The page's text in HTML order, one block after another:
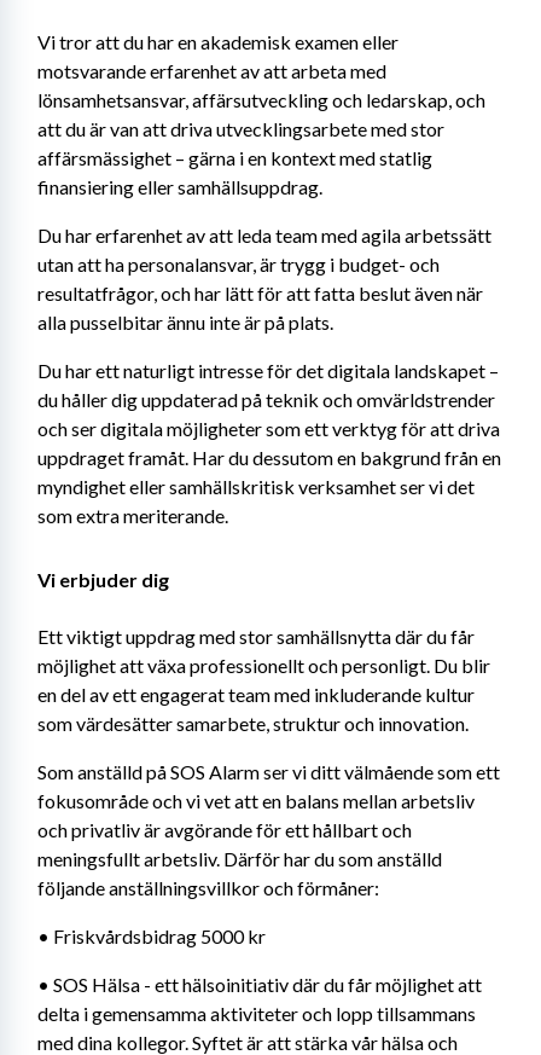
Vi tror att du har en akademisk examen eller
motsvarande erfarenhet av att arbeta med
lönsamhetsansvar, affärsutveckling och ledarskap, och
att du är van att driva utvecklingsarbete med stor
affärsmässighet – gärna i en kontext med statlig
finansiering eller samhällsuppdrag.
Du har erfarenhet av att leda team med agila arbetssätt
utan att ha personalansvar, är trygg i budget- och
resultatfrågor, och har lätt för att fatta beslut även när
alla pusselbitar ännu inte är på plats.
Du har ett naturligt intresse för det digitala landskapet –
du håller dig uppdaterad på teknik och omvärldstrender
och ser digitala möjligheter som ett verktyg för att driva
uppdraget framåt. Har du dessutom en bakgrund från en
myndighet eller samhällskritisk verksamhet ser vi det
som extra meriterande.
Vi erbjuder dig
Ett viktigt uppdrag med stor samhällsnytta där du får
möjlighet att växa professionellt och personligt. Du blir
en del av ett engagerat team med inkluderande kultur
som värdesätter samarbete, struktur och innovation.
Som anställd på SOS Alarm ser vi ditt välmående som ett
fokusområde och vi vet att en balans mellan arbetsliv
och privatliv är avgörande för ett hållbart och
meningsfullt arbetsliv. Därför har du som anställd
följande anställningsvillkor och förmåner:
• Friskvårdsbidrag 5000 kr
• SOS Hälsa - ett hälsoinitiativ där du får möjlighet att
delta i gemensamma aktiviteter och lopp tillsammans
med dina kollegor. Syftet är att stärka vår hälsa och